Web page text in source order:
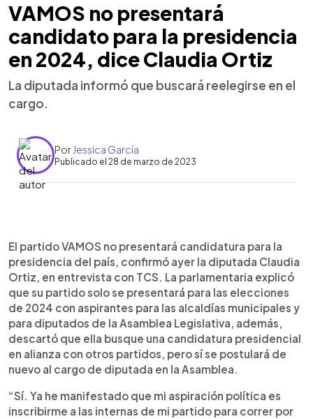
VAMOS no presentará
candidato para la presidencia
en 2024, dice Claudia Ortiz
La diputada informó que buscará reelegirse en el
cargo.
Por Jessica García
Publicado el 28 de marzo de 2023
► Escuchar artículo
El partido VAMOS no presentará candidatura para la
presidencia del país, confirmó ayer la diputada Claudia
Ortiz, en entrevista con TCS. La parlamentaria explicó
que su partido solo se presentará para las elecciones
de 2024 con aspirantes para las alcaldías municipales y
para diputados de la Asamblea Legislativa, además,
descartó que ella busque una candidatura presidencial
en alianza con otros partidos, pero sí se postulará de
nuevo al cargo de diputada en la Asamblea.
“Sí. Ya he manifestado que mi aspiración política es
inscribirme a las internas de mi partido para correr por